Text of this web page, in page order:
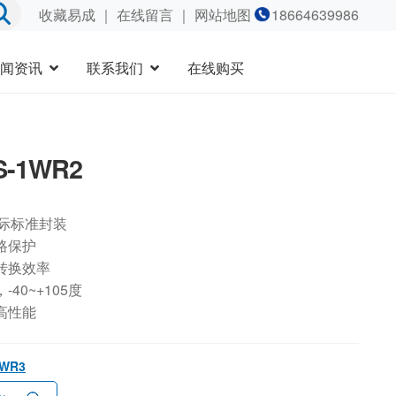
收藏易成｜ 在线留言｜ 网站地图 18664639986
资讯 联系我们 在线购买
1WR2
标准封装
保护
换效率
-40~+105度
性能